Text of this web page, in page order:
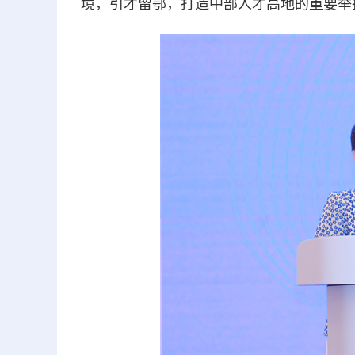
境，引才留鄂，打造中部人才高地的重要举